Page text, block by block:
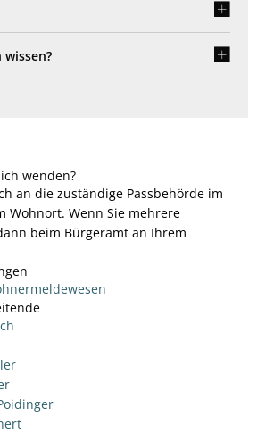
wenden?
an die zuständige Passbehörde im
Wohnort. Wenn Sie mehrere
beim Bürgeramt an Ihrem